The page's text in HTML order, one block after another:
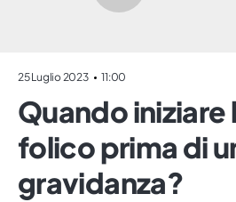
25 Luglio 2023 11:00
Quando iniziare
folico prima di
gravidanza?